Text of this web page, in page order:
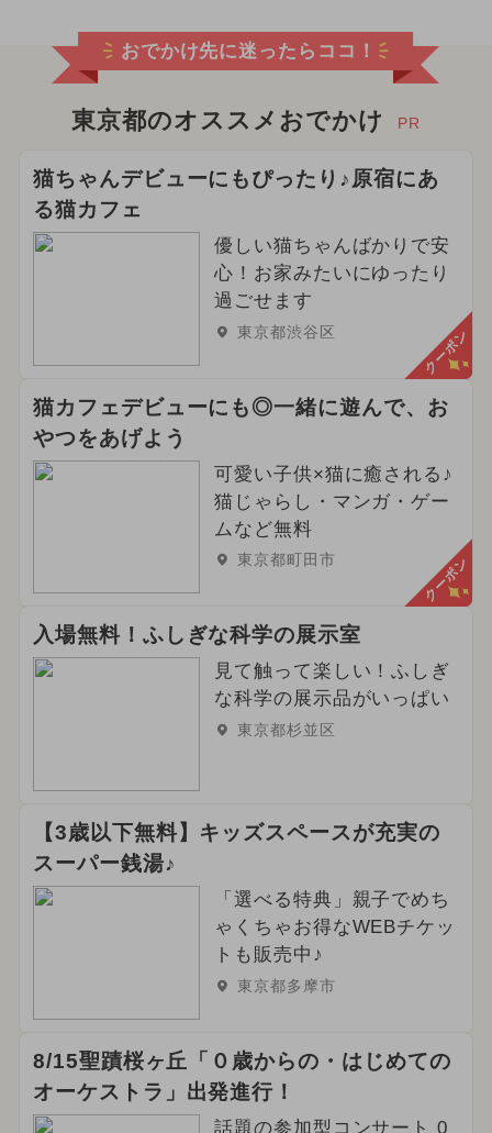
おでかけ先に迷ったらココ！
東京都のオススメおでかけ PR
猫ちゃんデビューにもぴったり♪原宿にあ
る猫カフェ
優しい猫ちゃんばかりで安
心！お家みたいにゆったり
過ごせます
東京都渋谷区 クーポン
猫カフェデビューにも◎一緒に遊んで、お
やつをあげよう
可愛い子供×猫に癒される♪
猫じゃらし・マンガ・ゲー
ムなど無料
東京都町田市 クーポン
入場無料！ふしぎな科学の展示室
見て触って楽しい！ふしぎ
な科学の展示品がいっぱい
東京都杉並区
【3歳以下無料】キッズスペースが充実の
スーパー銭湯♪
「選べる特典」親子でめち
ゃくちゃお得なWEBチケッ
トも販売中♪
東京都多摩市
8/15聖蹟桜ヶ丘「０歳からの・はじめての
オーケストラ」出発進行！
話題の参加型コンサート 0